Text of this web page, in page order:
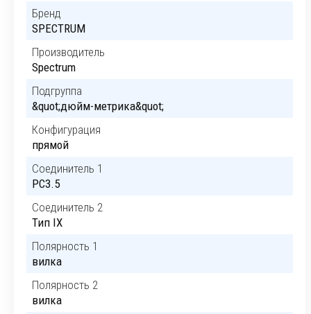
Бренд
SPECTRUM
Производитель
Spectrum
Подгруппа
&quot;дюйм-метрика&quot;
Конфигурация
прямой
Соединитель 1
PC3.5
Соединитель 2
Тип IX
Полярность 1
вилка
Полярность 2
вилка